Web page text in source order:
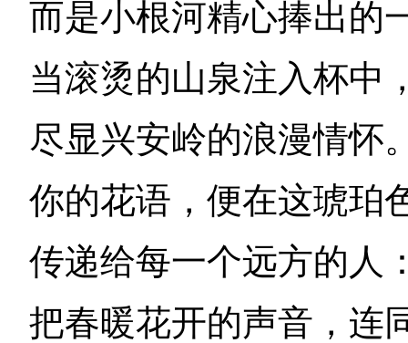
而是小根河精心捧出的
当滚烫的山泉注入杯中
尽显兴安岭的浪漫情怀
你的花语，便在这琥珀
传递给每一个远方的人
把春暖花开的声音，连